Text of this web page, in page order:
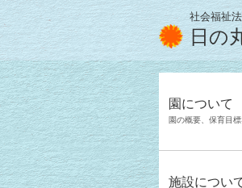
社会福祉
日の
園について
園の概要、保育目
施設につい